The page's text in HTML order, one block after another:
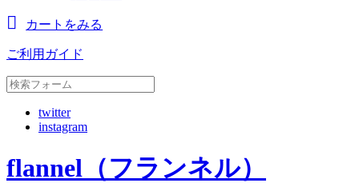
カートをみる
ご利用ガイド
twitter
instagram
flannel（フランネル）